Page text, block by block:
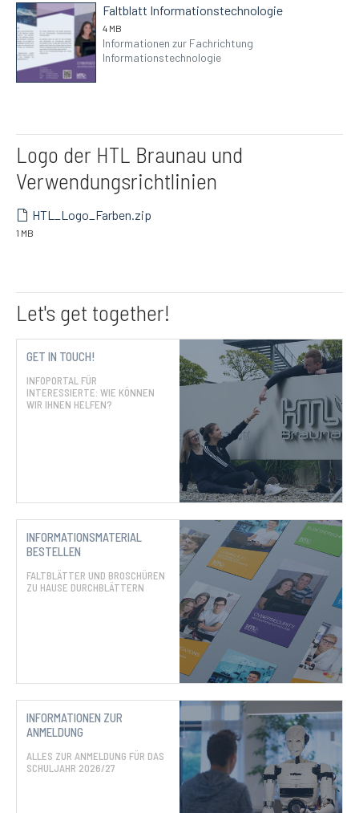
Faltblatt Informationstechnologie
4 MB
Informationen zur Fachrichtung
Informationstechnologie
Logo der HTL Braunau und
Verwendungsrichtlinien
HTL_Logo_Farben.zip
1 MB
Let's get together!
GET IN TOUCH!
INFOPORTAL FÜR
INTERESSIERTE: WIE KÖNNEN
WIR IHNEN HELFEN?
INFORMATIONSMATERIAL
BESTELLEN
FALTBLÄTTER UND BROSCHÜREN
ZU HAUSE DURCHBLÄTTERN
INFORMATIONEN ZUR
ANMELDUNG
ALLES ZUR ANMELDUNG FÜR DAS
SCHULJAHR 2026/27